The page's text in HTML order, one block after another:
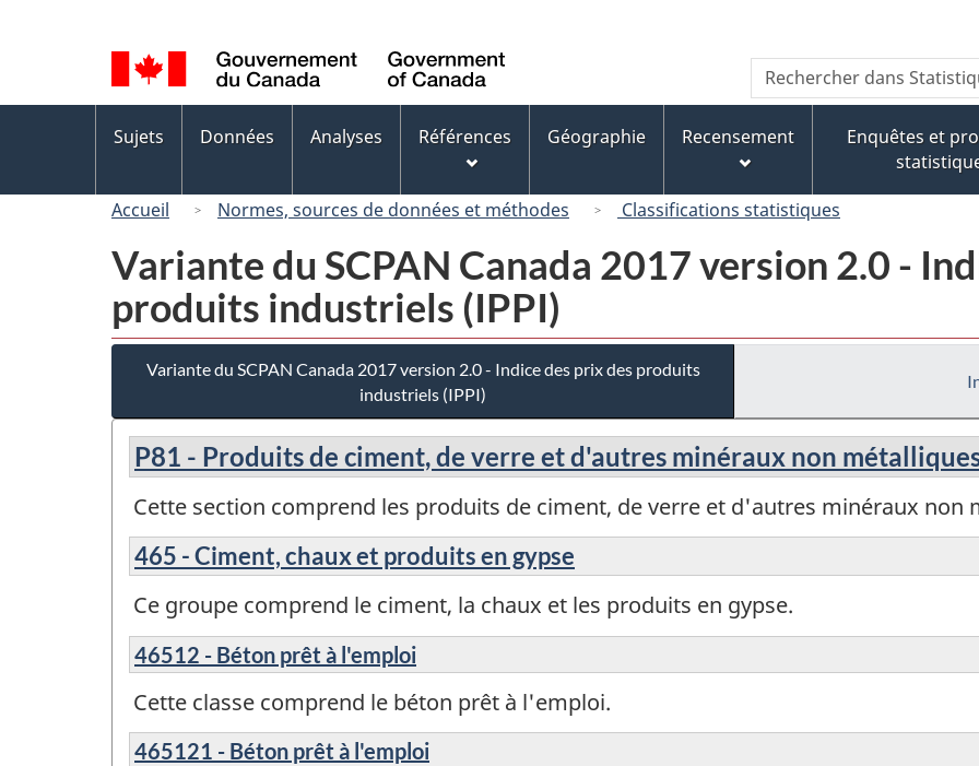
au
contenu
principal
« À
propos
de
ce
version
HTML
simplifiée
de
la
langue
Canada
Recherche
Rechercher
dans
Canada
des
Sujets Données Analyses Références Géographie Recensement
Enquêtes et
Accueil Normes, sources de données et méthodes Classifications statistiques
Variante du SCPAN Canada 2017 version 2.0 -
produits industriels (IPPI)
Variante du SCPAN Canada 2017 version 2.0 - Indice des prix des produits
industriels (IPPI)
P81 - Produits de ciment, de verre et d'autres minéraux non
Cette section comprend les produits de ciment, de verre et d'autres minéraux non
465 - Ciment, chaux et produits en gypse
Ce groupe comprend le ciment, la chaux et les produits en gypse.
46512 - Béton prêt à l'emploi
Cette classe comprend le béton prêt à l'emploi.
465121 - Béton prêt à l'emploi